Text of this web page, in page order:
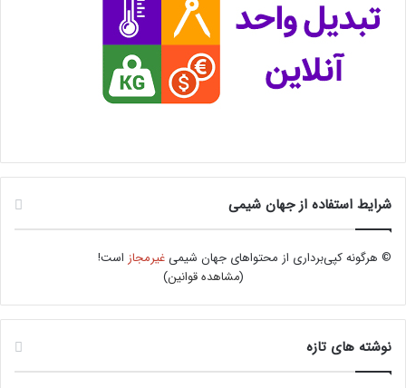
شرایط استفاده از جهان شیمی
© هرگونه کپی‌برداری از محتواهای جهان شیمیغیرمجاز است!
(مشاهده قوانین)
نوشته های تازه